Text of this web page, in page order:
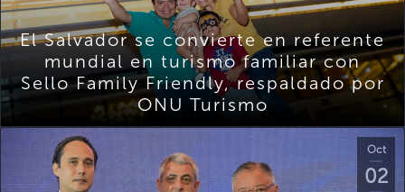
El Salvador se convierte en referente
mundial en turismo familiar con
Sello Family Friendly, respaldado por
ONU Turismo
Oct
02